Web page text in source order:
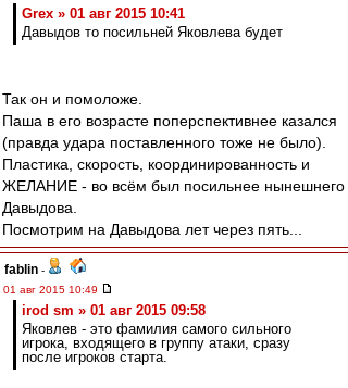
Grex » 01 авг 2015 10:41
Давыдов то посильней Яковлева будет
Так он и помоложе.
Паша в его возрасте поперспективнее казался
(правда удара поставленного тоже не было).
Пластика, скорость, координированность и
ЖЕЛАНИЕ - во всём был посильнее нынешнего
Давыдова.
Посмотрим на Давыдова лет через пять...
fablin -
01 авг 2015 10:49
irod sm » 01 авг 2015 09:58
Яковлев - это фамилия самого сильного
игрока, входящего в группу атаки, сразу
после игроков старта.